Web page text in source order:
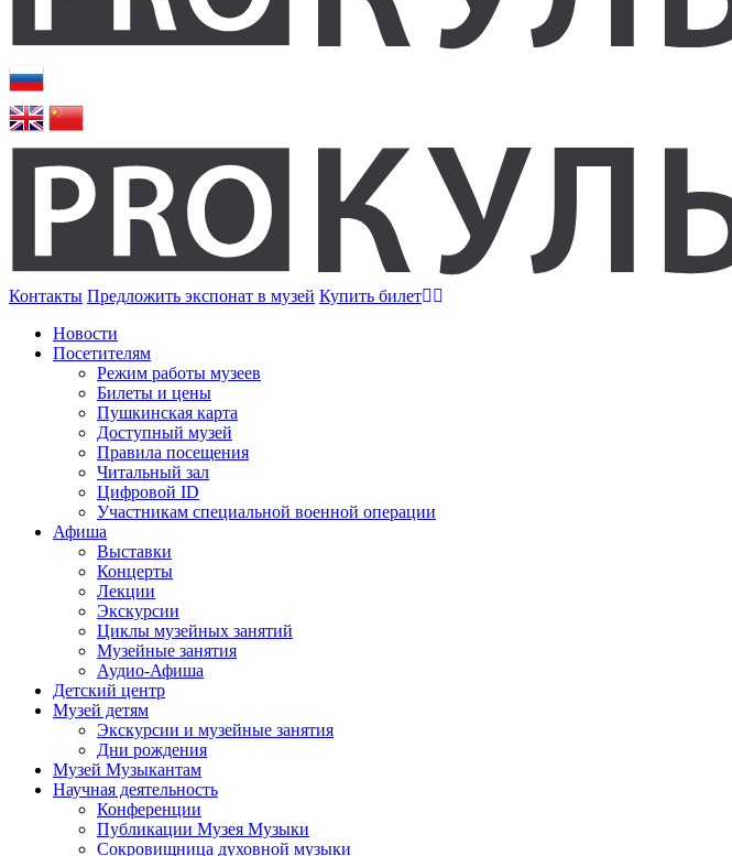
Контакты Предложить экспонат в музей Купить билет
Новости
Посетителям
Режим работы музеев
Билеты и цены
Пушкинская карта
Доступный музей
Правила посещения
Читальный зал
Цифровой ID
Участникам специальной военной операции
Афиша
Выставки
Концерты
Лекции
Экскурсии
Циклы музейных занятий
Музейные занятия
Аудио-Афиша
Детский центр
Музей детям
Экскурсии и музейные занятия
Дни рождения
Музей Музыкантам
Научная деятельность
Конференции
Публикации Музея Музыки
Сокровищница духовной музыки